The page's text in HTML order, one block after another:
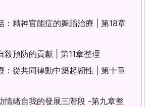
：精神官能症的舞蹈治療 | 第18章
殺預防的貢獻 | 第11章整理
：從共同律動中築起韌性 | 第十章
情緒自我的發展三階段 -第九章整